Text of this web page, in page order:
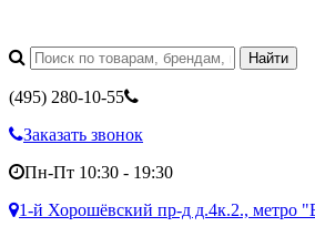
(495) 280-10-55
Заказать звонок
Пн-Пт 10:30 - 19:30
1-й Хорошёвский пр-д д.4к.2., метро